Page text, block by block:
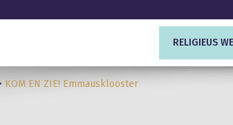
RELIGIEUS
KOM EN ZIE! Emmausklooster